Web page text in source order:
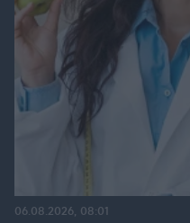
06.08.2026, 08:01